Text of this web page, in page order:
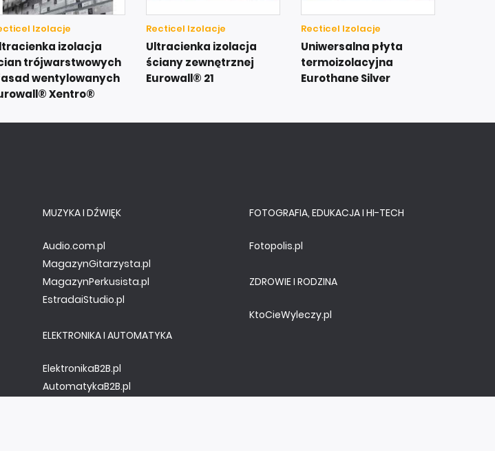
Izolacje
izolacja
trójwarstwowych
wentylowanych
Xentro®
Recticel Izolacje
Ultracienka izolacja
ściany zewnętrznej
Eurowall® 21
Recticel Izolacje
Uniwersalna płyta
termoizolacyjna
Eurothane Silver
MUZYKA I DŹWIĘK
Audio.com.pl
MagazynGitarzysta.pl
MagazynPerkusista.pl
EstradaiStudio.pl
ELEKTRONIKA I AUTOMATYKA
ElektronikaB2B.pl
AutomatykaB2B.pl
FOTOGRAFIA, EDUKACJA I HI-TECH
Fotopolis.pl
ZDROWIE I RODZINA
KtoCieWyleczy.pl